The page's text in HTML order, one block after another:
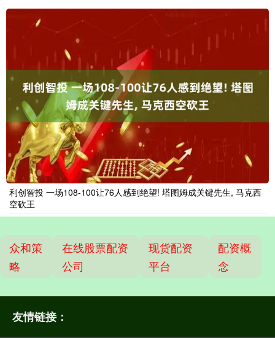
利创智投 一场108-100让76人感到绝望! 塔图姆成关键先生, 马克西
空砍王
众和策
略
在线股票配资
公司
现货配资
平台
配资概
念
友情链接：